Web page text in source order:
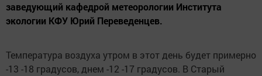
заведующий кафедрой метеорологии Института
экологии КФУ Юрий Переведенцев.
Температура воздуха утром в этот день будет примерно
-13 -18 градусов, днем -12 -17 градусов. В Старый